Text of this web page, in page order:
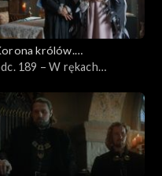
królów.
189 – W rękach